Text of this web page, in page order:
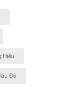
Hiệu
Đỏ